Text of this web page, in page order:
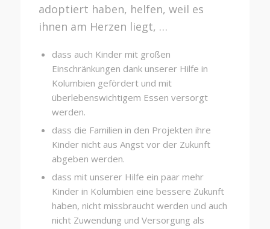
adoptiert haben, helfen, weil es
ihnen am Herzen liegt, …
dass auch Kinder mit großen
Einschränkungen dank unserer Hilfe in
Kolumbien gefördert und mit
überlebenswichtigem Essen versorgt
werden.
dass die Familien in den Projekten ihre
Kinder nicht aus Angst vor der Zukunft
abgeben werden.
dass mit unserer Hilfe ein paar mehr
Kinder in Kolumbien eine bessere Zukunft
haben, nicht missbraucht werden und auch
nicht Zuwendung und Versorgung als